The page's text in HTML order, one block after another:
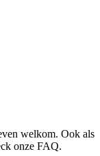
welkom. Ook als
onze FAQ.